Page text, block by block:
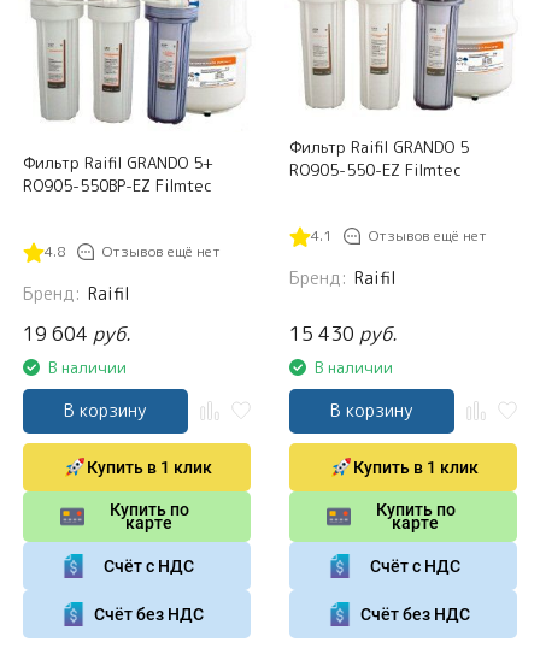
Фильтр Raifil GRANDO 5+
RO905-550BP-EZ Filmtec
4.8 Отзывов ещё нет
Бренд: Raifil
19 604 руб.
В наличии
В корзину
Купить в 1 клик
Купить по
карте
Счёт с НДС
Счёт без НДС
Фильтр Raifil GRANDO 5
RO905-550-EZ Filmtec
4.1 Отзывов ещё нет
Бренд: Raifil
15 430 руб.
В наличии
В корзину
Купить в 1 клик
Купить по
карте
Счёт с НДС
Счёт без НДС